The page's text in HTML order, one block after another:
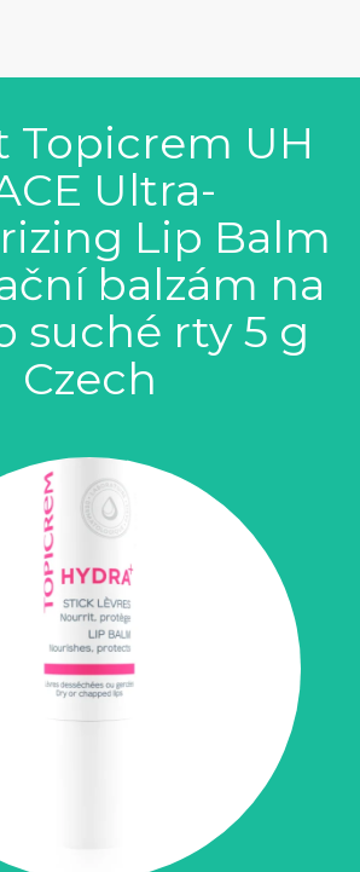
Topicrem UH
Ultra-
Lip Balm
balzám na
suché rty 5 g
Czech